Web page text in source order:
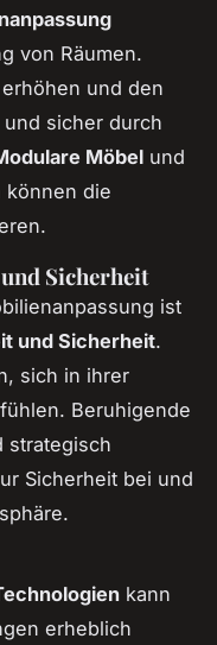
von Räumen.
erhöhen und den
sicher durch
Möbel und
können die
Sicherheit
ist
und Sicherheit.
sich in ihrer
Beruhigende
strategisch
Sicherheit bei und
kann
erheblich